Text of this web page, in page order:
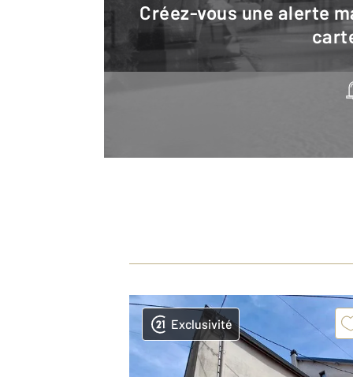
Créez-vous une alerte mail pour être averti quand une annonce est en ligne et consultez la
Exclusivité